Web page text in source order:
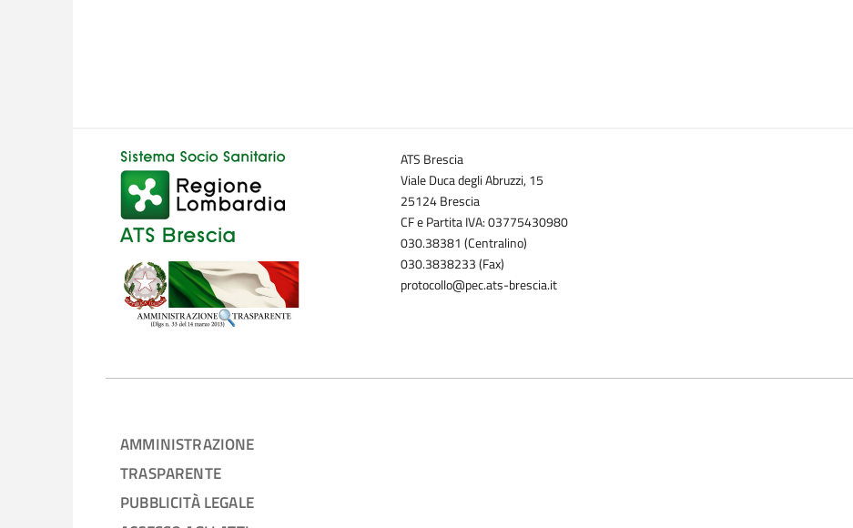
ATS Brescia
Viale Duca degli Abruzzi, 15
25124 Brescia
CF e Partita IVA: 03775430980
030.38381 (Centralino)
030.3838233 (Fax)
protocollo@pec.ats-brescia.it
AMMINISTRAZIONE
TRASPARENTE
PUBBLICITÀ LEGALE